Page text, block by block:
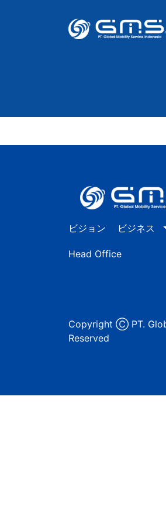
ビジョン ビジネス
Head Office
Copyright Ⓒ PT.
Reserved